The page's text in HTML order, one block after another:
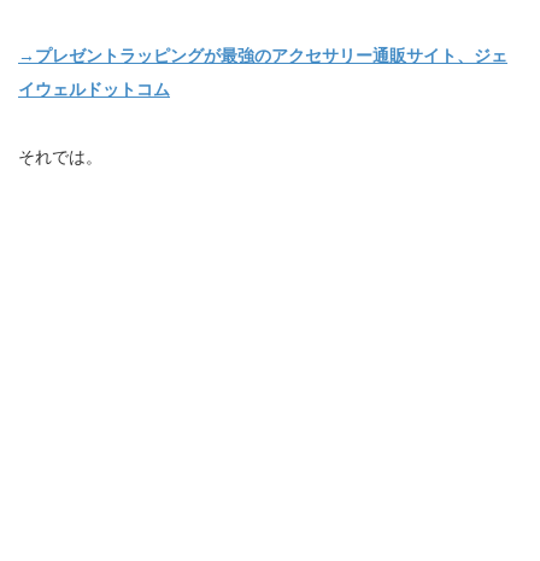
→プレゼントラッピングが最強のアクセサリー通販サイト、ジェ
イウェルドットコム
それでは。